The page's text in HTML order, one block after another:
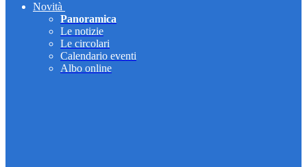
Novità
Panoramica
Le notizie
Le circolari
Calendario eventi
Albo online